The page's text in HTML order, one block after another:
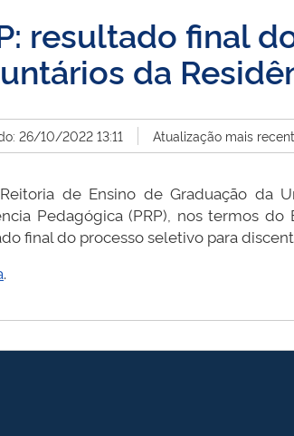
resultado final
da
26/10/2022 13:11 Atualização mais
de Ensino de Graduação da
Pedagógica (PRP), nos termos
final do processo seletivo para
.